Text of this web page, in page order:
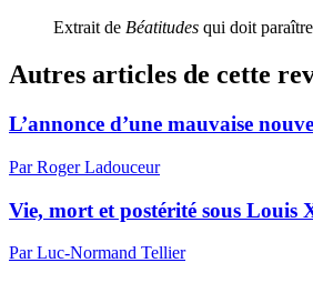
Extrait de Béatitudes qui doit
Autres articles de cette
L’annonce d’une mauvaise
Par Roger Ladouceur
Vie, mort et postérité sous Louis
Par Luc-Normand Tellier